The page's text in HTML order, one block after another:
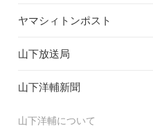
ヤマシィトンポスト
山下放送局
山下洋輔新聞
山下洋輔について